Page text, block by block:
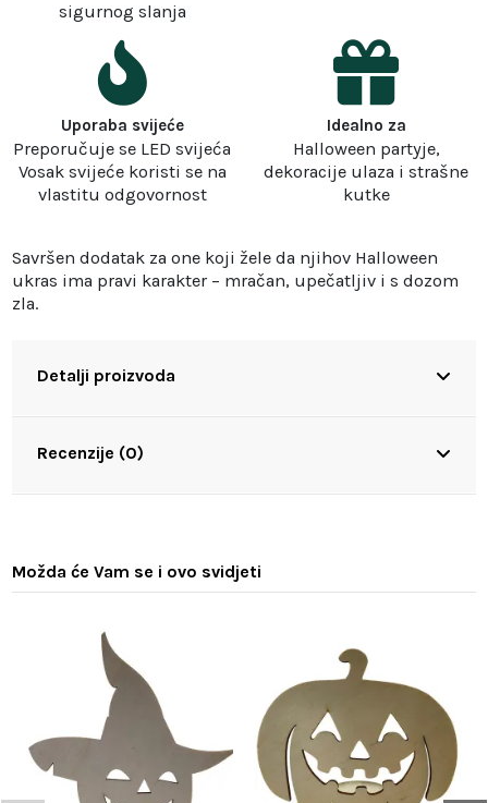
sigurnog slanja
Uporaba svijeće
Preporučuje se LED svijeća
Vosak svijeće koristi se na
vlastitu odgovornost
Idealno za
Halloween partyje,
dekoracije ulaza i strašne
kutke
Savršen dodatak za one koji žele da njihov Halloween
ukras ima pravi karakter – mračan, upečatljiv i s dozom
zla.
Detalji proizvoda
Recenzije (0)
Možda će Vam se i ovo svidjeti